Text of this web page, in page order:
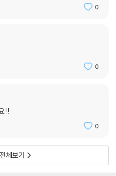
0
0
!!
0
체보기